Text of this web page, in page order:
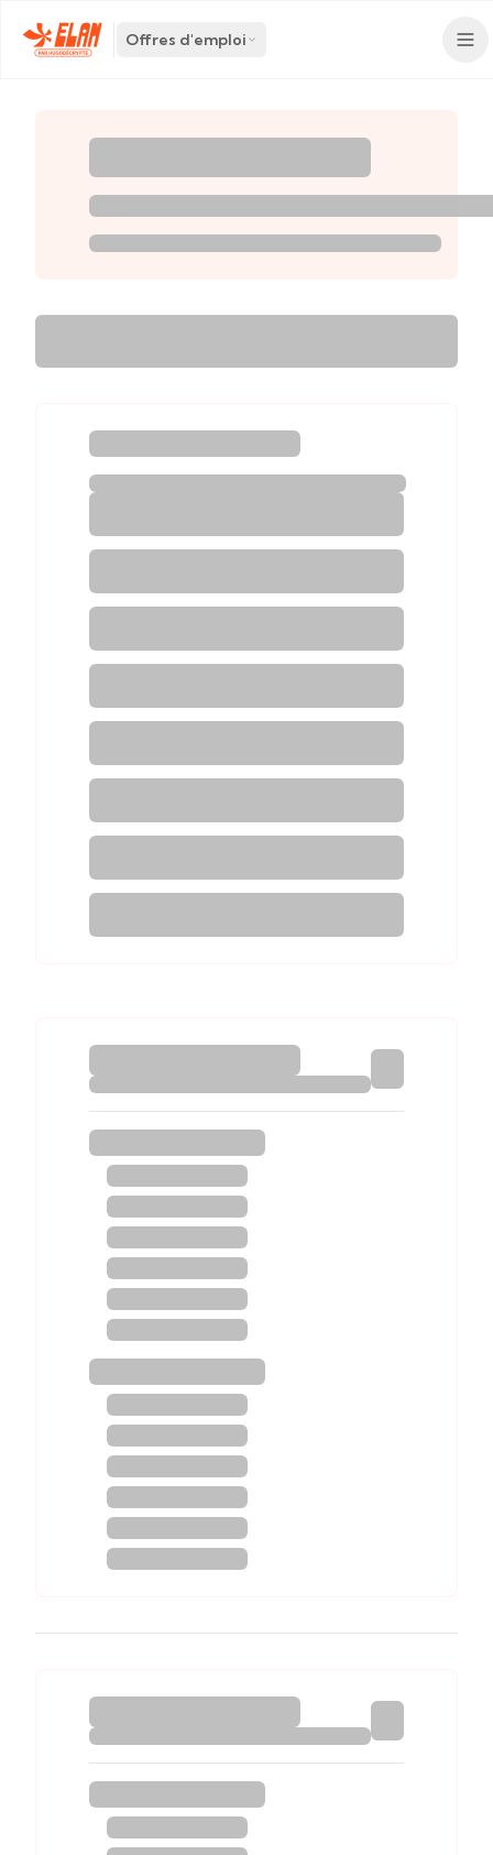
Offres d'emploi